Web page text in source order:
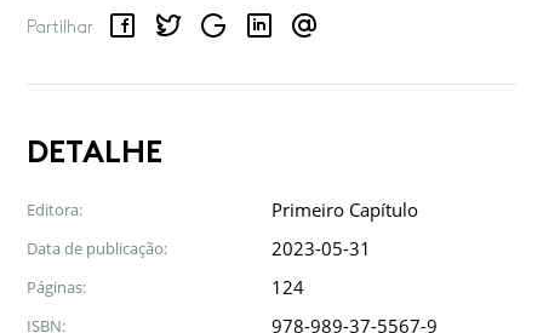
Partilhar
FacebookTwitterGoogle LinkedInEmail
DETALHE
Editora: Primeiro Capítulo
Data de publicação: 2023-05-31
Páginas: 124
ISBN: 978-989-37-5567-9